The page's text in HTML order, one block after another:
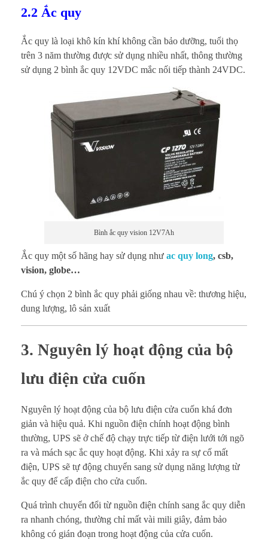
2.2 Ắc quy
Ắc quy là loại khô kín khí không cần bảo dưỡng, tuổi thọ
trên 3 năm thường được sử dụng nhiều nhất, thông thường
sử dụng 2 bình ắc quy 12VDC mắc nối tiếp thành 24VDC.
Bình ắc quy vision 12V7Ah
Ắc quy một số hãng hay sử dụng như ac quy long, csb,
vision, globe…
Chú ý chọn 2 bình ắc quy phải giống nhau về: thương hiệu,
dung lượng, lô sản xuất
3. Nguyên lý hoạt động của bộ
lưu điện cửa cuốn
Nguyên lý hoạt động của bộ lưu điện cửa cuốn khá đơn
giản và hiệu quả. Khi nguồn điện chính hoạt động bình
thường, UPS sẽ ở chế độ chạy trực tiếp từ điện lưới tới ngõ
ra và mách sạc ắc quy hoạt động. Khi xảy ra sự cố mất
điện, UPS sẽ tự động chuyển sang sử dụng năng lượng từ
ắc quy để cấp điện cho cửa cuốn.
Quá trình chuyển đổi từ nguồn điện chính sang ắc quy diễn
ra nhanh chóng, thường chỉ mất vài mili giây, đảm bảo
không có gián đoạn trong hoạt động của cửa cuốn.